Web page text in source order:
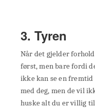
3. Tyren
Når det gjelder
først, men bare fordi
ikke kan se en
med deg, men de vil
huske alt du er villig